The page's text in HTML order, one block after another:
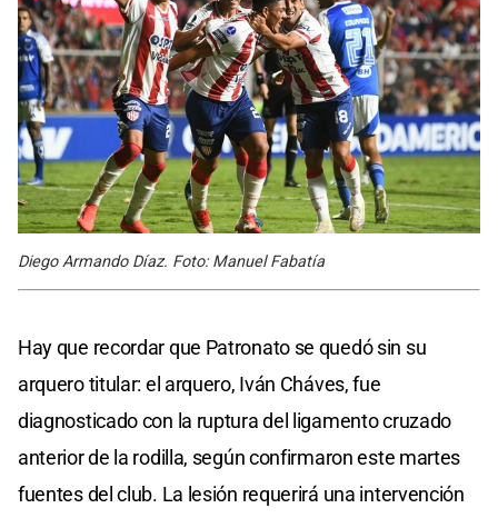
Diego Armando Díaz. Foto: Manuel Fabatía
Hay que recordar que Patronato se quedó sin su
arquero titular: el arquero, Iván Cháves, fue
diagnosticado con la ruptura del ligamento cruzado
anterior de la rodilla, según confirmaron este martes
fuentes del club. La lesión requerirá una intervención